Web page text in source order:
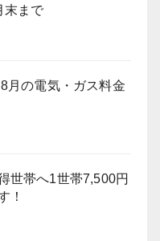
末まで
月の電気・ガス料金
世帯へ1世帯7,500円
！